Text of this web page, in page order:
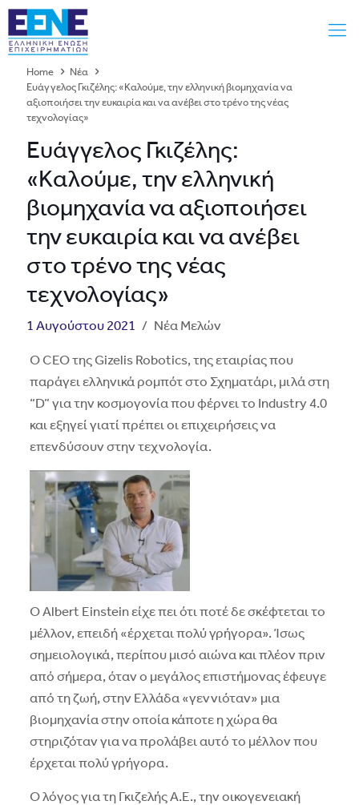
Home
Νέα
Ευάγγελος Γκιζέλης: «Kαλούμε, την ελληνική βιομηχανία να
αξιοποιήσει την ευκαιρία και να ανέβει στο τρένο της νέας
τεχνολογίας»
Ευάγγελος Γκιζέλης:
«Kαλούμε, την ελληνική
βιομηχανία να αξιοποιήσει
την ευκαιρία και να ανέβει
στο τρένο της νέας
τεχνολογίας»
1 Αυγούστου 2021 / Νέα Μελών
O CEO της Gizelis Robotics, της εταιρίας που
παράγει ελληνικά ρομπότ στο Σχηματάρι, μιλά στη
“D” για την κοσμογονία που φέρνει το Industry 4.0
και εξηγεί γιατί πρέπει οι επιχειρήσεις να
επενδύσουν στην τεχνολογία.
O Albert Einstein είχε πει ότι ποτέ δε σκέφτεται το
μέλλον, επειδή «έρχεται πολύ γρήγορα». Ίσως
σημειολογικά, περίπου μισό αιώνα και πλέον πριν
από σήμερα, όταν ο μεγάλος επιστήμονας έφευγε
από τη ζωή, στην Eλλάδα «γεννιόταν» μια
βιομηχανία στην οποία κάποτε η χώρα θα
στηριζόταν για να προλάβει αυτό το μέλλον που
έρχεται πολύ γρήγορα.
O λόγος για τη Γκιζελής A.E., την οικογενειακή